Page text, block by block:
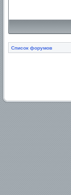
Список форумов